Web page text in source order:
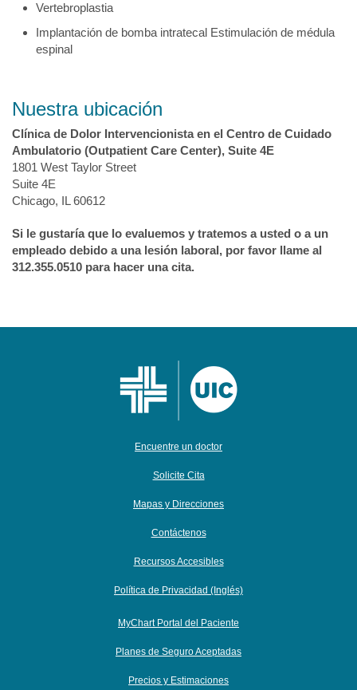
Vertebroplastia
Implantación de bomba intratecal Estimulación de médula
espinal
Nuestra ubicación
Clínica de Dolor Intervencionista en el Centro de Cuidado
Ambulatorio (Outpatient Care Center), Suite 4E
1801 West Taylor Street
Suite 4E
Chicago, IL 60612
Si le gustaríaque lo evaluemos y tratemos a usted o a un
empleado debido a una lesión laboral, por favor llame al
312.355.0510 para hacer una cita.
Encuentre un doctor
Solicite Cita
Mapas y Direcciones
Contáctenos
Recursos Accesibles
Política de Privacidad (Inglés)
MyChart Portal del Paciente
Planes de Seguro Aceptadas
Precios y Estimaciones